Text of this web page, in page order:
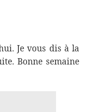
Je vous dis à la
Bonne semaine